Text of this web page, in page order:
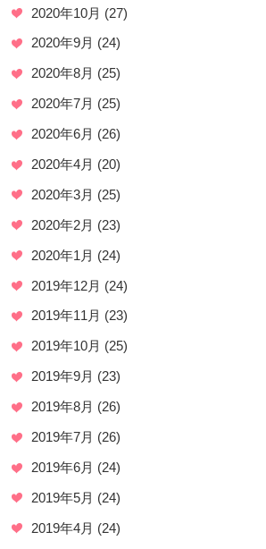
2020年10月 (27)
2020年9月 (24)
2020年8月 (25)
2020年7月 (25)
2020年6月 (26)
2020年4月 (20)
2020年3月 (25)
2020年2月 (23)
2020年1月 (24)
2019年12月 (24)
2019年11月 (23)
2019年10月 (25)
2019年9月 (23)
2019年8月 (26)
2019年7月 (26)
2019年6月 (24)
2019年5月 (24)
2019年4月 (24)